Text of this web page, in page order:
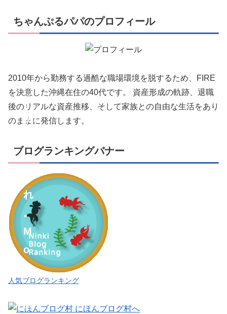
。
G
s
の
れ
れ
。
M
o
i
M
ちゃんぷるパパのプロフィール
2010年から勤務する過酷な職場環境を脱するため、FIRE
を決意した沖縄在住の40代です。 資産形成の軌跡、退職
後のリアルな資産推移、そして家族との自由な生活をあり
のままに発信します。
ブログランキングバナー
人気ブログランキング